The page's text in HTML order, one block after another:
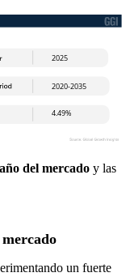
del mercado y las
un fuerte